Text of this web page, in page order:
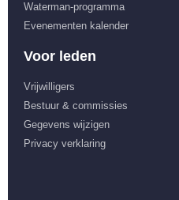
Waterman-programma
Evenementen kalender
Voor leden
Vrijwilligers
Bestuur & commissies
Gegevens wijzigen
Privacy verklaring